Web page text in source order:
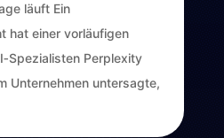
läuft Ein
hat einer vorläufigen
Perplexity
Unternehmen untersagte,